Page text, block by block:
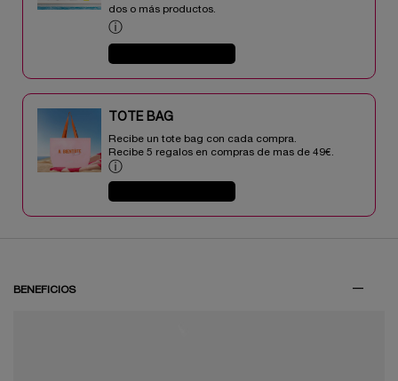
dos o más productos.​
ⓘ
TOTE BAG​​
Recibe un tote bag con cada compra.
Recibe 5 regalos en compras de mas de 49€.​
ⓘ
BENEFICIOS